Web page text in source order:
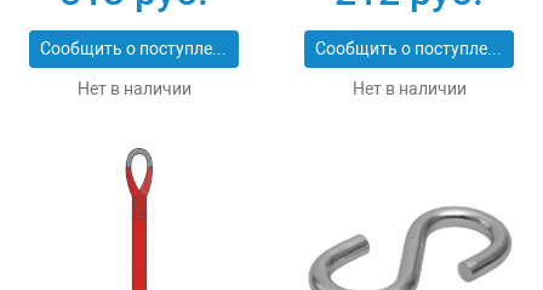
Сообщить о поступлении
Нет в наличии
Сообщить о поступлении
Нет в наличии